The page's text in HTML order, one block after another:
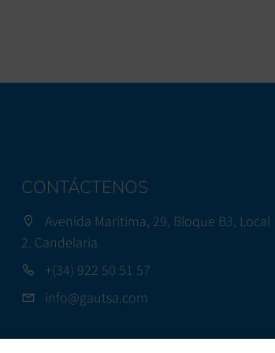
CONTÁCTENOS
Avenida Marítima, 29, Bloque B3, Local
2. Candelaria
+(34) 922 50 51 57
info@gautsa.com